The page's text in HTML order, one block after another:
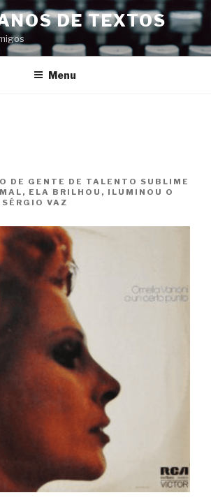
DE TEXTOS
Menu
DE GENTE DE TALENTO SUBLIME
ELA BRILHOU, ILUMINOU O
VAZ